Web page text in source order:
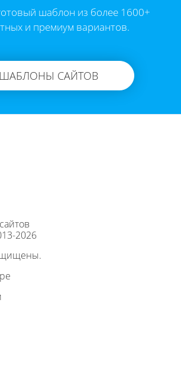
шаблон из более 1600+
и премиум вариантов.
ШАБЛОНЫ САЙТОВ
2026